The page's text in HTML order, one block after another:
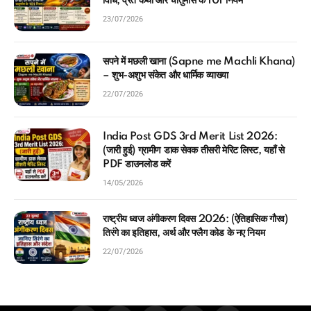
23/07/2026
सपने में मछली खाना (Sapne me Machli Khana)
– शुभ-अशुभ संकेत और धार्मिक व्याख्या
22/07/2026
India Post GDS 3rd Merit List 2026:
(जारी हुई) ग्रामीण डाक सेवक तीसरी मेरिट लिस्ट, यहाँ से
PDF डाउनलोड करें
14/05/2026
राष्ट्रीय ध्वज अंगीकरण दिवस 2026: (ऐतिहासिक गौरव)
तिरंगे का इतिहास, अर्थ और फ्लैग कोड के नए नियम
22/07/2026